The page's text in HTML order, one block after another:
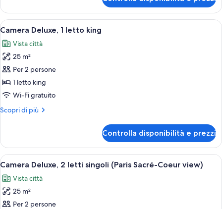
familiare,
camere
comunicanti
Apri
tutte
le
foto
per
Camera
Deluxe,
letto
Camera d'albergo con un letto
6
Camera Deluxe, 1 letto king
Vista città
25 m²
Per 2 persone
1 letto king
Wi-Fi gratuito
Scopri di più
Altri
Deluxe,
letto
Controlla disponibilità e prezzi
Apri
tutte
le
foto
per
Una camera d'albergo con un letto,
6
Camera Deluxe, 2 letti singoli (Paris Sacré-Coeur view)
Vista città
25 m²
Per 2 persone